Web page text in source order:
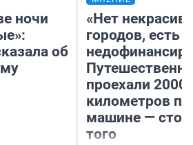
ночи
об
«Нет
городов, есть
проехали 2000
километров по
машине —
того